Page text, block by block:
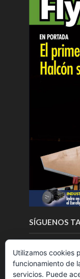
SÍGUENOS
Utilizamos cookies
funcionamiento de
servicios. Puede